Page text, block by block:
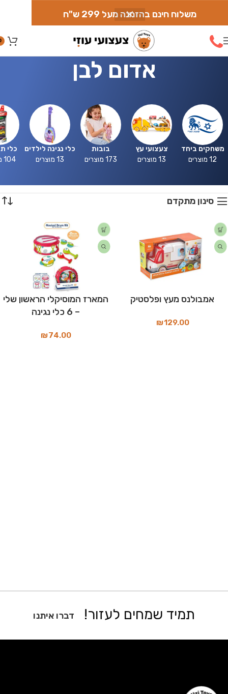
משלוח חינם בהזמנה מעל 299 ש"ח
אדום לבן
משחקים ביחד
12 מוצרים
צעצועי עץ
13 מוצרים
בובות
173 מוצרים
כלי נגינה לילדים
13 מוצרים
כלי
104 מוצרים
סינון מתקדם
אמבולנס מעץ ופלסטיק
₪129.00
המארז המוסיקלי הראשון שלי
– 6 כלי נגינה
₪74.00
תמיד שמחים לעזור! דברו איתנו